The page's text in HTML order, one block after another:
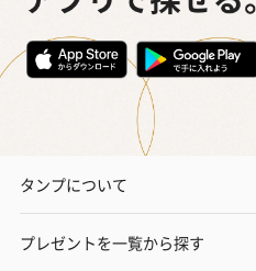
タンプについて
プレゼントを一覧から探す